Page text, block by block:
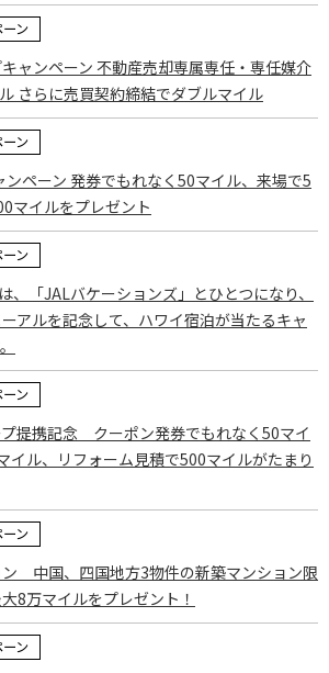
ン
ャンペーン 不動産売却専属専任・専任媒介
さらに売買契約締結でダブルマイル
ン
ペーン 発券でもれなく50マイル、来場で5
マイルをプレゼント
ン
、「JALバケーションズ」とひとつになり、
アルを記念して、ハワイ宿泊が当たるキャ
ン
提携記念 クーポン発券でもれなく50マイ
イル、リフォーム見積で500マイルがたまり
ン
中国、四国地方3物件の新築マンション限
8万マイルをプレゼント！
ン